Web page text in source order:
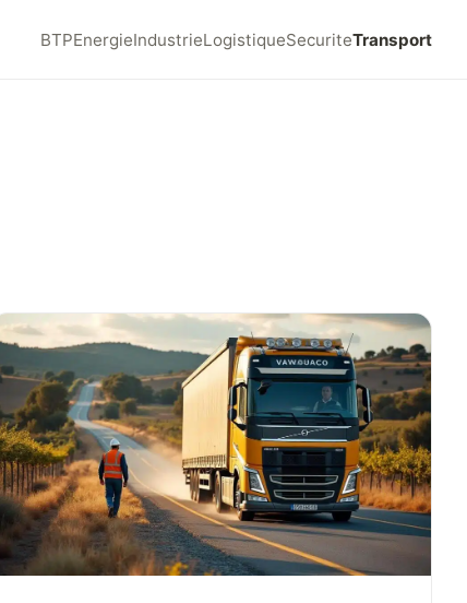
BTPEnergieIndustrieLogistiqueSecuriteTransport